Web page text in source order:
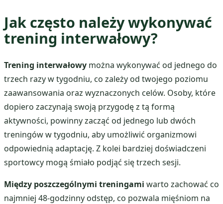
Jak często należy wykonywać
trening interwałowy?
Trening interwałowy można wykonywać od jednego do
trzech razy w tygodniu, co zależy od twojego poziomu
zaawansowania oraz wyznaczonych celów. Osoby, które
dopiero zaczynają swoją przygodę z tą formą
aktywności, powinny zacząć od jednego lub dwóch
treningów w tygodniu, aby umożliwić organizmowi
odpowiednią adaptację. Z kolei bardziej doświadczeni
sportowcy mogą śmiało podjąć się trzech sesji.
Między poszczególnymi treningami warto zachować co
najmniej 48-godzinny odstęp, co pozwala mięśniom na